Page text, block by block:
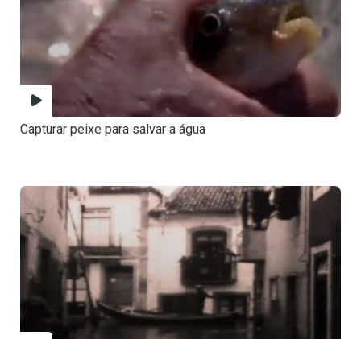
Capturar peixe para salvar a água